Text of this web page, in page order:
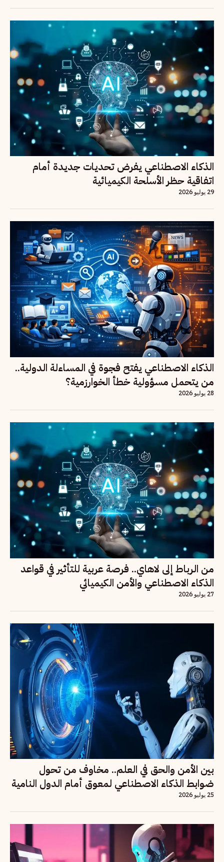
الذكاء الاصطناعي يفرض تحديات جديدة أمام
اتفاقية حظر الأسلحة الكيميائية
29 يوليو 2026
الذكاء الاصطناعي يفتح فجوة في المساءلة الدولية..
من يتحمل مسؤولية خطأ الخوارزمية؟
28 يوليو 2026
من الرباط إلى لاهاي.. فرصة عربية للتأثير في قواعد
الذكاء الاصطناعي والأمن الكيميائي
27 يوليو 2026
بين الأمن والحق في العلم.. مخاوف من تحول
ضوابط الذكاء الاصطناعي لمعوق أمام الدول النامية
25 يوليو 2026